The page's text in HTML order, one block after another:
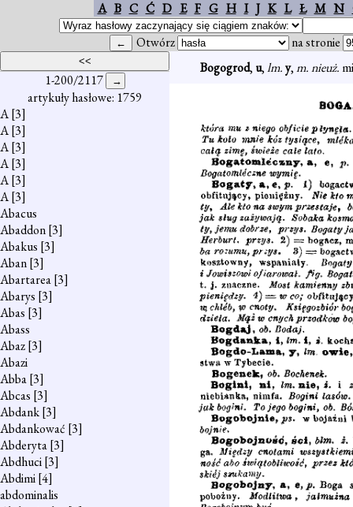
A B C Ć D E F G H I J K L Ł M N
Otwórz na stronie
1-200/2117
artykuły hasłowe: 1759
A[3]
A[3]
A[3]
A[3]
A[3]
A[3]
Abacus
Abaddon[3]
Abakus [3]
Aban[3]
Abartarea[3]
Abarys [3]
Abas [3]
Abass
Abaz[3]
Abazi
Abba[3]
Abcas [3]
Abdank[3]
Abdankować [3]
Abderyta[3]
Abdhuci[3]
Abdimi[4]
abdominalis
Bogogrod, u,lm.y,m. nieuż.